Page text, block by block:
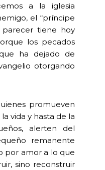
a la iglesia
el “príncipe
tiene hoy
los pecados
ha dejado de
otorgando
promueven
vida y hasta de la
alerten del
remanente
por amor a lo que
sino reconstruir